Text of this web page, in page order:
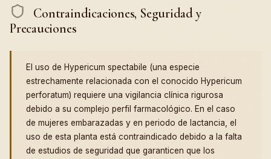
Contraindicaciones, Seguridad y
Precauciones
El uso de Hypericum spectabile (una especie
estrechamente relacionada con el conocido Hypericum
perforatum) requiere una vigilancia clínica rigurosa
debido a su complejo perfil farmacológico. En el caso
de mujeres embarazadas y en periodo de lactancia, el
uso de esta planta está contraindicado debido a la falta
de estudios de seguridad que garanticen que los